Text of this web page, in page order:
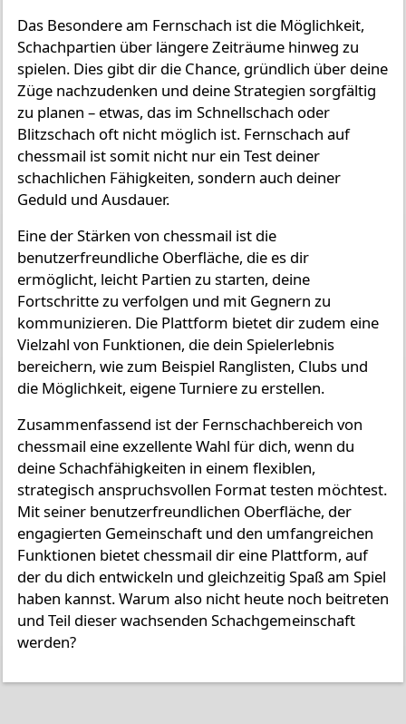
Das Besondere am Fernschach ist die Möglichkeit,
Schachpartien über längere Zeiträume hinweg zu
spielen. Dies gibt dir die Chance, gründlich über deine
Züge nachzudenken und deine Strategien sorgfältig
zu planen – etwas, das im Schnellschach oder
Blitzschach oft nicht möglich ist. Fernschach auf
chessmail ist somit nicht nur ein Test deiner
schachlichen Fähigkeiten, sondern auch deiner
Geduld und Ausdauer.
Eine der Stärken von chessmail ist die
benutzerfreundliche Oberfläche, die es dir
ermöglicht, leicht Partien zu starten, deine
Fortschritte zu verfolgen und mit Gegnern zu
kommunizieren. Die Plattform bietet dir zudem eine
Vielzahl von Funktionen, die dein Spielerlebnis
bereichern, wie zum Beispiel Ranglisten, Clubs und
die Möglichkeit, eigene Turniere zu erstellen.
Zusammenfassend ist der Fernschachbereich von
chessmail eine exzellente Wahl für dich, wenn du
deine Schachfähigkeiten in einem flexiblen,
strategisch anspruchsvollen Format testen möchtest.
Mit seiner benutzerfreundlichen Oberfläche, der
engagierten Gemeinschaft und den umfangreichen
Funktionen bietet chessmail dir eine Plattform, auf
der du dich entwickeln und gleichzeitig Spaß am Spiel
haben kannst. Warum also nicht heute noch beitreten
und Teil dieser wachsenden Schachgemeinschaft
werden?